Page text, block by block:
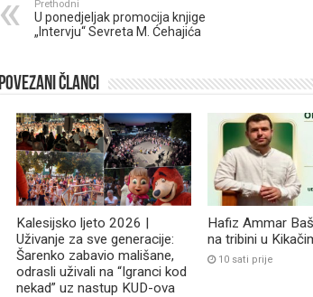
Prethodni
U ponedjeljak promocija knjige
„Intervju“ Sevreta M. Ćehajića
Povezani članci
Kalesijsko ljeto 2026 |
Uživanje za sve generacije:
Šarenko zabavio mališane,
odrasli uživali na “Igranci kod
nekad” uz nastup KUD-ova
Hafiz Ammar
na tribini u
10 sati prije